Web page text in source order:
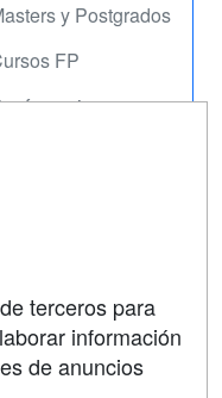
y Postgrados
FP
terceros para
información
de anuncios